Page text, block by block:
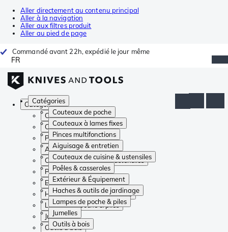
Aller directement au contenu principal
Aller à la navigation
Aller aux filtres produit
Aller au pied de page
Commandé avant 22h, expédié le jour même
FR
Catégories
Couteaux de poche
Couteaux à lames fixes
Pinces multifonctions
Aiguisage & entretien
Couteaux de cuisine & ustensiles
Poêles & casseroles
Extérieur & Équipement
Haches & outils de jardinage
Lampes de poche & piles
Jumelles
Outils à bois
Catégories
Couteaux de poche
Couteaux à lames fixes
Pinces multifonctions
Aiguisage & entretien
Couteaux de cuisine & ustensiles
Poêles & casseroles
Extérieur & Équipement
Haches & outils de jardinage
Lampes de poche & piles
Jumelles
Outils à bois